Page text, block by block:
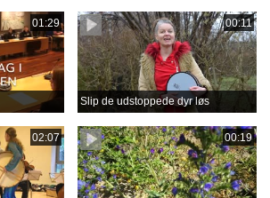
01:29 00:11
Slip de udstoppede dyr løs
02:07 00:19